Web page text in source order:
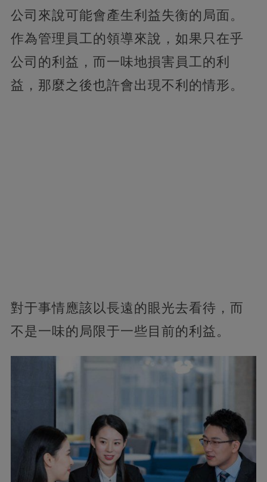
公司來說可能會產生利益失衡的局面。
作為管理員工的領導來說，如果只在乎
公司的利益，而一味地損害員工的利
益，那麼之後也許會出現不利的情形。
對于事情應該以長遠的眼光去看待，而
不是一味的局限于一些目前的利益。